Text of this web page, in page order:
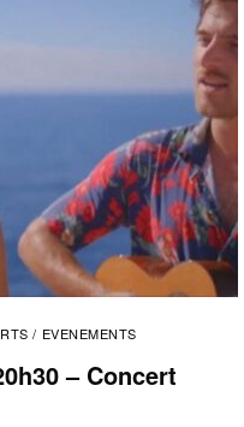
/ EVENEMENTS
– Concert